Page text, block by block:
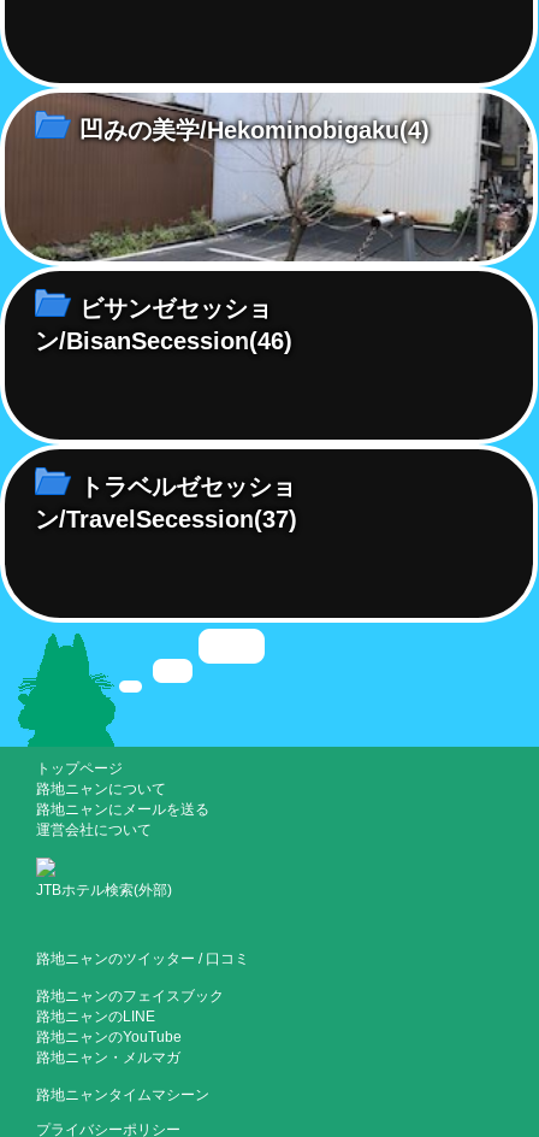
凹みの美学/Hekominobigaku(4)
ビサンゼセッショ
ン/BisanSecession(46)
トラベルゼセッショ
ン/TravelSecession(37)
トップページ
路地ニャンについて
路地ニャンにメールを送る
運営会社について
JTBホテル検索(外部)
路地ニャンのツイッター / 口コミ
路地ニャンのフェイスブック
路地ニャンのLINE
路地ニャンのYouTube
路地ニャン・メルマガ
路地ニャンタイムマシーン
プライバシーポリシー